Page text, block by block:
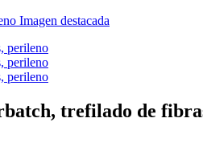
trefilado de